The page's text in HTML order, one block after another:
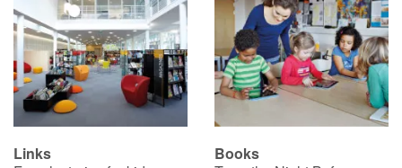
Links
Books